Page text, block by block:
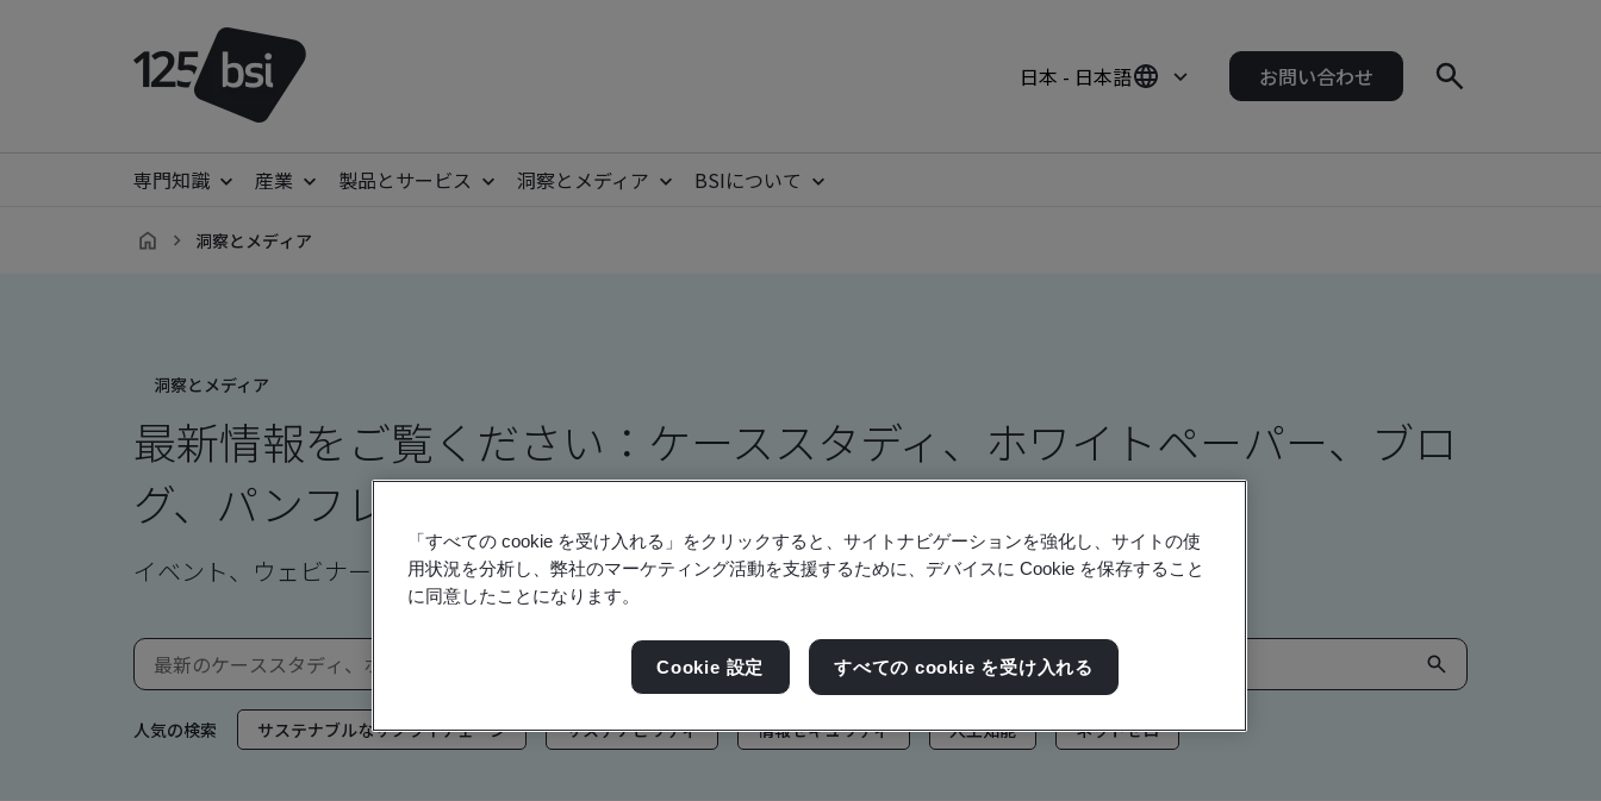
日本 - 日本語 お問い合わせ
専門知識 産業 製品とサービス 洞察とメディア BSIについて
洞察とメディア
洞察とメディア
最新情報をご覧ください：ケーススタディ、ホワイトペーパー、ブロ
グ、パンフレット
イベント、ウェビナー、ニュース、ブランド資産もご覧ください。
人気の検索 サステナブルなサプライチェーン サステナビリティ 情報セキュリティ 人工知能 ネットゼロ
「すべての cookie を受け入れる」をクリックすると、サイトナビゲーションを強化し、サイトの使
用状況を分析し、弊社のマーケティング活動を支援するために、デバイスに Cookie を保存すること
に同意したことになります。
Cookie 設定 すべての cookie を受け入れる